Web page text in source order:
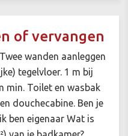
of vervangen
wanden aanleggen
tegelvloer. 1 m bij
min. Toilet en wasbak
douchecabine. Ben je
ben eigenaar Wat is